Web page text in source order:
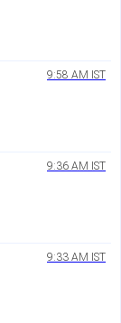
9:58 AM IST
9:36 AM IST
9:33 AM IST